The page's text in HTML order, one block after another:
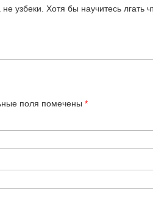
узбеки. Хотя бы научитесь лгать
поля помечены *